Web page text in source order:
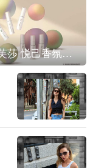
IPSA茵芙莎 悦己香氛凝露上市